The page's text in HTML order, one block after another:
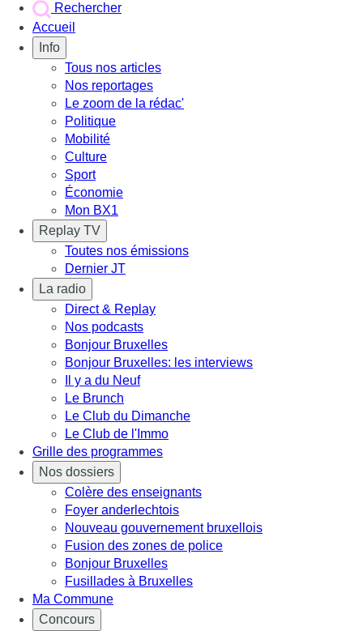
Rechercher
Accueil
Info
Tous nos articles
Nos reportages
Le zoom de la rédac'
Politique
Mobilité
Culture
Sport
Économie
Mon BX1
Replay TV
Toutes nos émissions
Dernier JT
La radio
Direct & Replay
Nos podcasts
Bonjour Bruxelles
Bonjour Bruxelles: les interviews
Il y a du Neuf
Le Brunch
Le Club du Dimanche
Le Club de l'Immo
Grille des programmes
Nos dossiers
Colère des enseignants
Foyer anderlechtois
Nouveau gouvernement bruxellois
Fusion des zones de police
Bonjour Bruxelles
Fusillades à Bruxelles
Ma Commune
Concours